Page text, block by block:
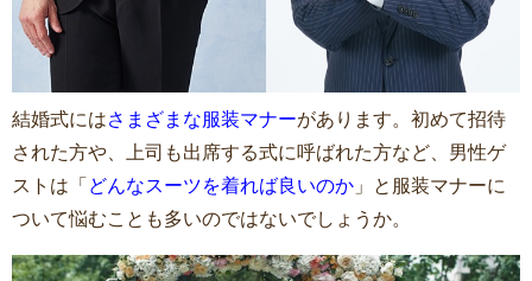
結婚式にはさまざまな服装マナーがあります。初めて招待
された方や、上司も出席する式に呼ばれた方など、男性ゲ
ストは「 どんなスーツを着れば良いのか 」と服装マナーに
ついて悩むことも多いのではないでしょうか。